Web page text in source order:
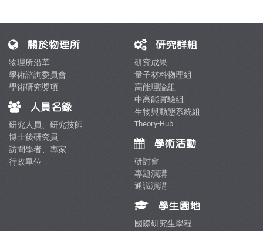
關於物理所
物理所沿革
學術諮詢委員會
學術研究獎項
人員名錄
研究人員、研究技師
博士後研究員
訪問學者、專家
行政單位
研究群組
研究成果
量子材料物理組
高能理論組
中高能實驗組
生物與動態系統組
Theory-Hub
學術活動
研討會
專題演講
通識演講
學生園地
國際研究生學程